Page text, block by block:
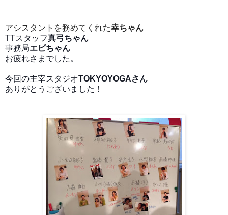
アシスタントを務めてくれた幸ちゃん
TTスタッフ真弓ちゃん
事務局エビちゃん
お疲れさまでした。
今回の主宰スタジオTOKYOYOGAさん
ありがとうございました！